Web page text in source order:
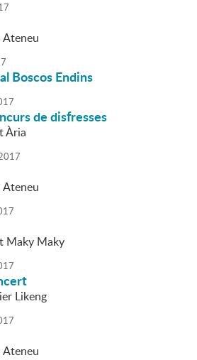
Boscos Endins
de disfresses
Ària
Maky Maky
Likeng